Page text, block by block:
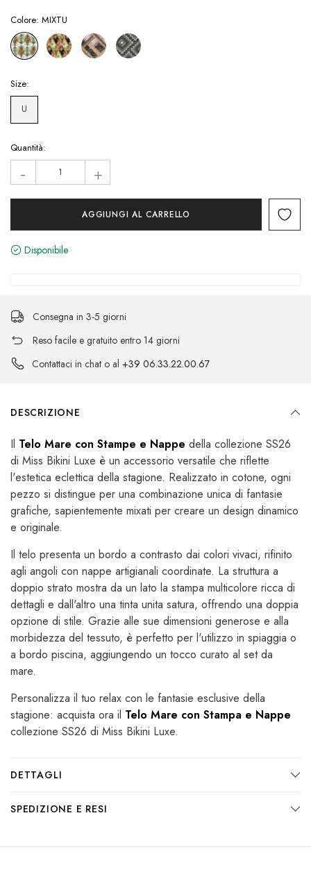
Colore: MIXTU
Size:
U
Hurry!
Only
left
Quantità:
- +
Disponibile
Consegna in 3-5 giorni
Reso facile e gratuito entro 14 giorni
Contattaci in chat o al +39 06.33.22.00.67
DESCRIZIONE
Il Telo Mare con Stampe e Nappe della collezione SS26
di Miss Bikini Luxe è un accessorio versatile che riflette
l'estetica eclettica della stagione. Realizzato in cotone, ogni
pezzo si distingue per una combinazione unica di fantasie
grafiche, sapientemente mixati per creare un design dinamico
e originale.
Il telo presenta un bordo a contrasto dai colori vivaci, rifinito
agli angoli con nappe artigianali coordinate. La struttura a
doppio strato mostra da un lato la stampa multicolore ricca di
dettagli e dall'altro una tinta unita satura, offrendo una doppia
opzione di stile. Grazie alle sue dimensioni generose e alla
morbidezza del tessuto, è perfetto per l'utilizzo in spiaggia o
a bordo piscina, aggiungendo un tocco curato al set da
mare.
Personalizza il tuo relax con le fantasie esclusive della
stagione: acquista ora il Telo Mare con Stampa e Nappe
collezione SS26 di Miss Bikini Luxe.
DETTAGLI
SPEDIZIONE E RESI